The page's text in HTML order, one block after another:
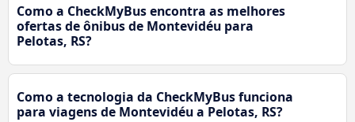
Como a CheckMyBus encontra as melhores
ofertas de ônibus de Montevidéu para
Pelotas, RS?
Como a tecnologia da CheckMyBus funciona
para viagens de Montevidéu a Pelotas, RS?